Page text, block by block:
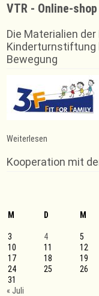
VTR - Online-shop
Die Materialien
Kinderturnstiftung
Bewegung
Weiterlesen
Bezirksliga
Hannover
und
05.02.2024
Kooperation mit
M
D M
3
4 5
10
11 12
17
18 19
24
25 26
31
« Juli